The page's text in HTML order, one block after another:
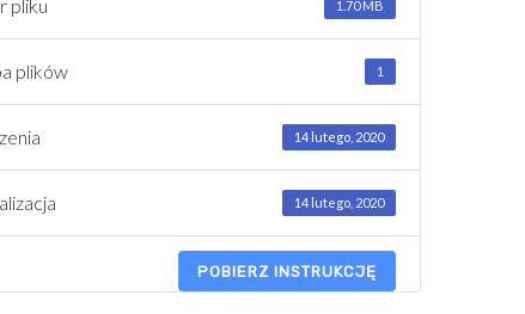
pliku 1.70 MB
plików 1
14 lutego, 2020
14 lutego, 2020
POBIERZ INSTRUKCJĘ